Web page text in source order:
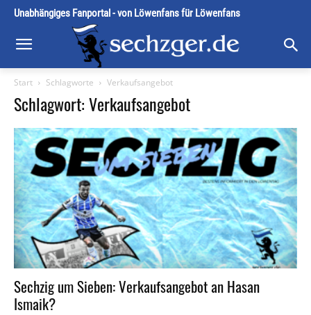
Unabhängiges Fanportal - von Löwenfans für Löwenfans
Start Schlagworte Verkaufsangebot
Schlagwort: Verkaufsangebot
Sechzig um Sieben: Verkaufsangebot an Hasan
Ismaik?